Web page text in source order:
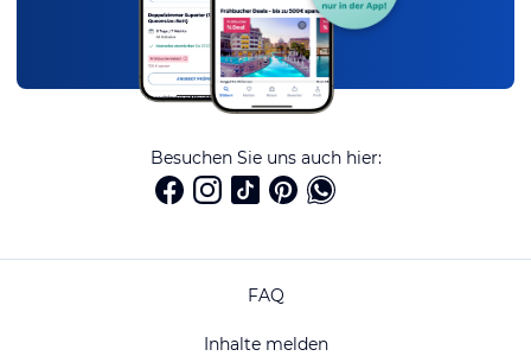
Besuchen Sie uns auch hier:
FAQ
Inhalte melden